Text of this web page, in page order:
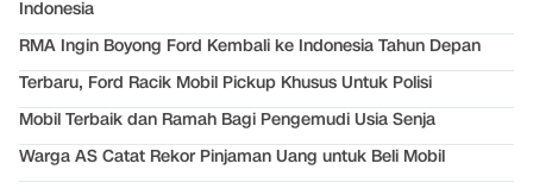
Indonesia
RMA Ingin Boyong Ford Kembali ke Indonesia Tahun Depan
Terbaru, Ford Racik Mobil Pickup Khusus Untuk Polisi
Mobil Terbaik dan Ramah Bagi Pengemudi Usia Senja
Warga AS Catat Rekor Pinjaman Uang untuk Beli Mobil